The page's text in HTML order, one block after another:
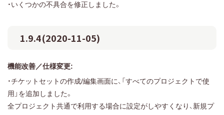
・いくつかの不具合を修正しました。
1.9.4(2020-11-05)
機能改善／仕様変更:
・チケットセットの作成/編集画面に、「すべてのプロジェクトで使
用」を追加しました。
全プロジェクト共通で利用する場合に設定がしやすくなり、新規プ